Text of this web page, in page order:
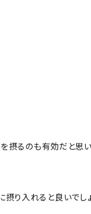
摂るのも有効だと思い
摂り入れると良いでし